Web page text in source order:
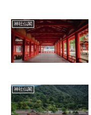
神社仏閣
神社仏閣